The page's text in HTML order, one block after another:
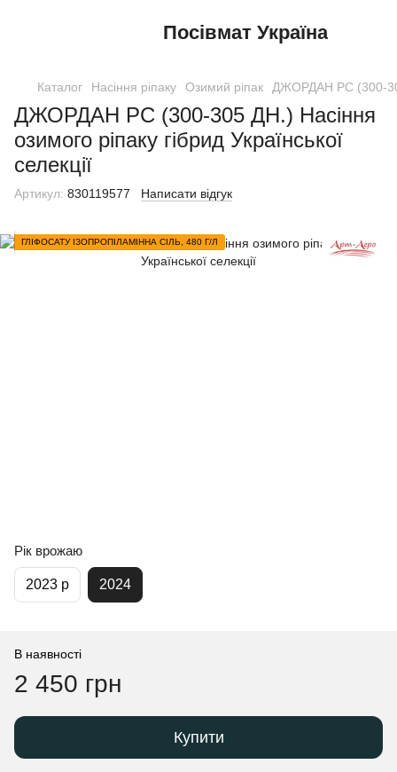
Посівмат Україна
Каталог Насіння ріпаку Озимий ріпак ДЖОРДАН РС (300-305
ДЖОРДАН РС (300-305 ДН.) Насіння
озимого ріпаку гібрид Української
селекції
Артикул: 830119577 Написати відгук
ГЛІФОСАТУ ІЗОПРОПІЛАМІННА СІЛЬ, 480 Г/Л
Рік врожаю
2023 р 2024
В наявності
2 450 грн
Купити